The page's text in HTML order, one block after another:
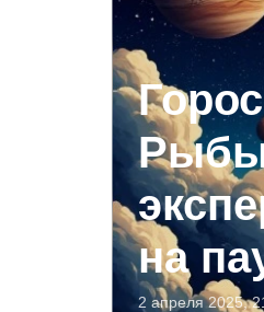
Рыбы
на
2 апреля 2025,